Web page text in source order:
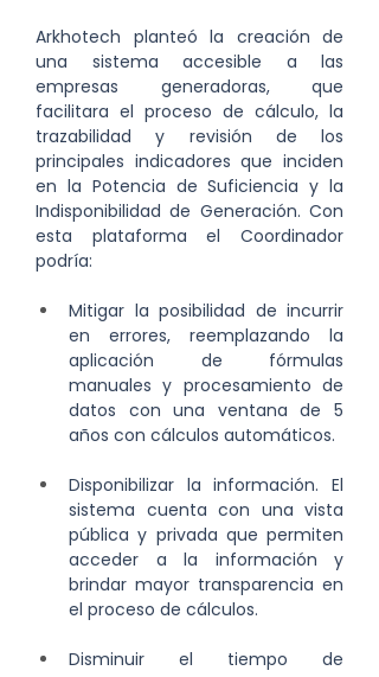
Arkhotech planteó la creación de
una sistema accesible a las
empresas generadoras, que
facilitara el proceso de cálculo, la
trazabilidad y revisión de los
principales indicadores que inciden
en la Potencia de Suficiencia y la
Indisponibilidad de Generación. Con
esta plataforma el Coordinador
podría:
Mitigar la posibilidad de incurrir
en errores, reemplazando la
aplicación de fórmulas
manuales y procesamiento de
datos con una ventana de 5
años con cálculos automáticos.
Disponibilizar la información. El
sistema cuenta con una vista
pública y privada que permiten
acceder a la información y
brindar mayor transparencia en
el proceso de cálculos.
Disminuir el tiempo de